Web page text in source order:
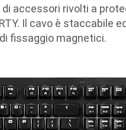
accessori rivolti a
Il cavo è staccabile
fissaggio magnetici.